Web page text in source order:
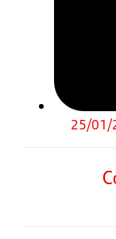
25/01/